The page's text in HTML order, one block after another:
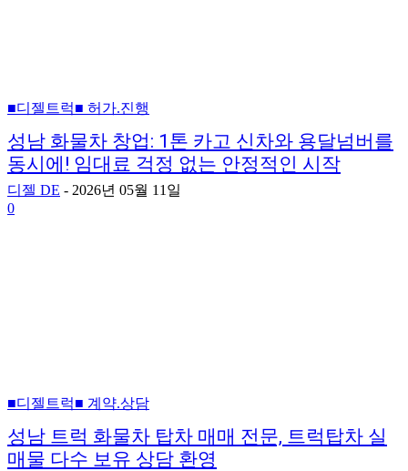
■디젤트럭■ 허가.진행
성남 화물차 창업: 1톤 카고 신차와 용달넘버를
동시에! 임대료 걱정 없는 안정적인 시작
디젤 DE - 2026년 05월 11일
0
■디젤트럭■ 계약.상담
성남 트럭 화물차 탑차 매매 전문, 트럭탑차 실
매물 다수 보유 상담 환영